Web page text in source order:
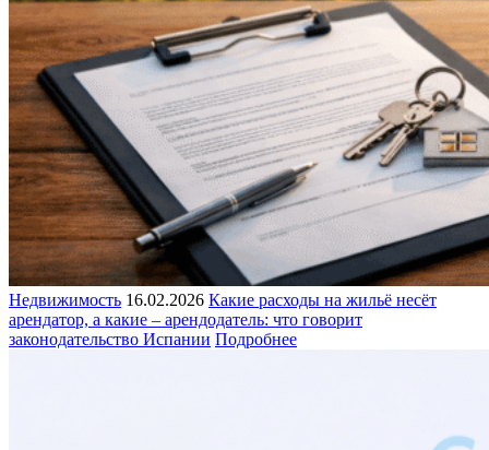
Недвижимость 16.02.2026 Какие расходы на жильё несёт
арендатор, а какие – арендодатель: что говорит
законодательство Испании Подробнее